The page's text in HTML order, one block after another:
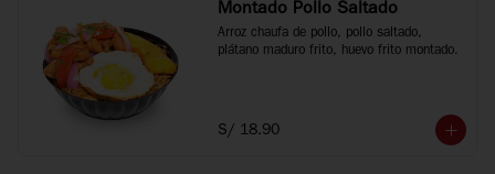
Montado Pollo Saltado
Arroz chaufa de pollo, pollo saltado,
plátano maduro frito, huevo frito montado.
S/ 18.90